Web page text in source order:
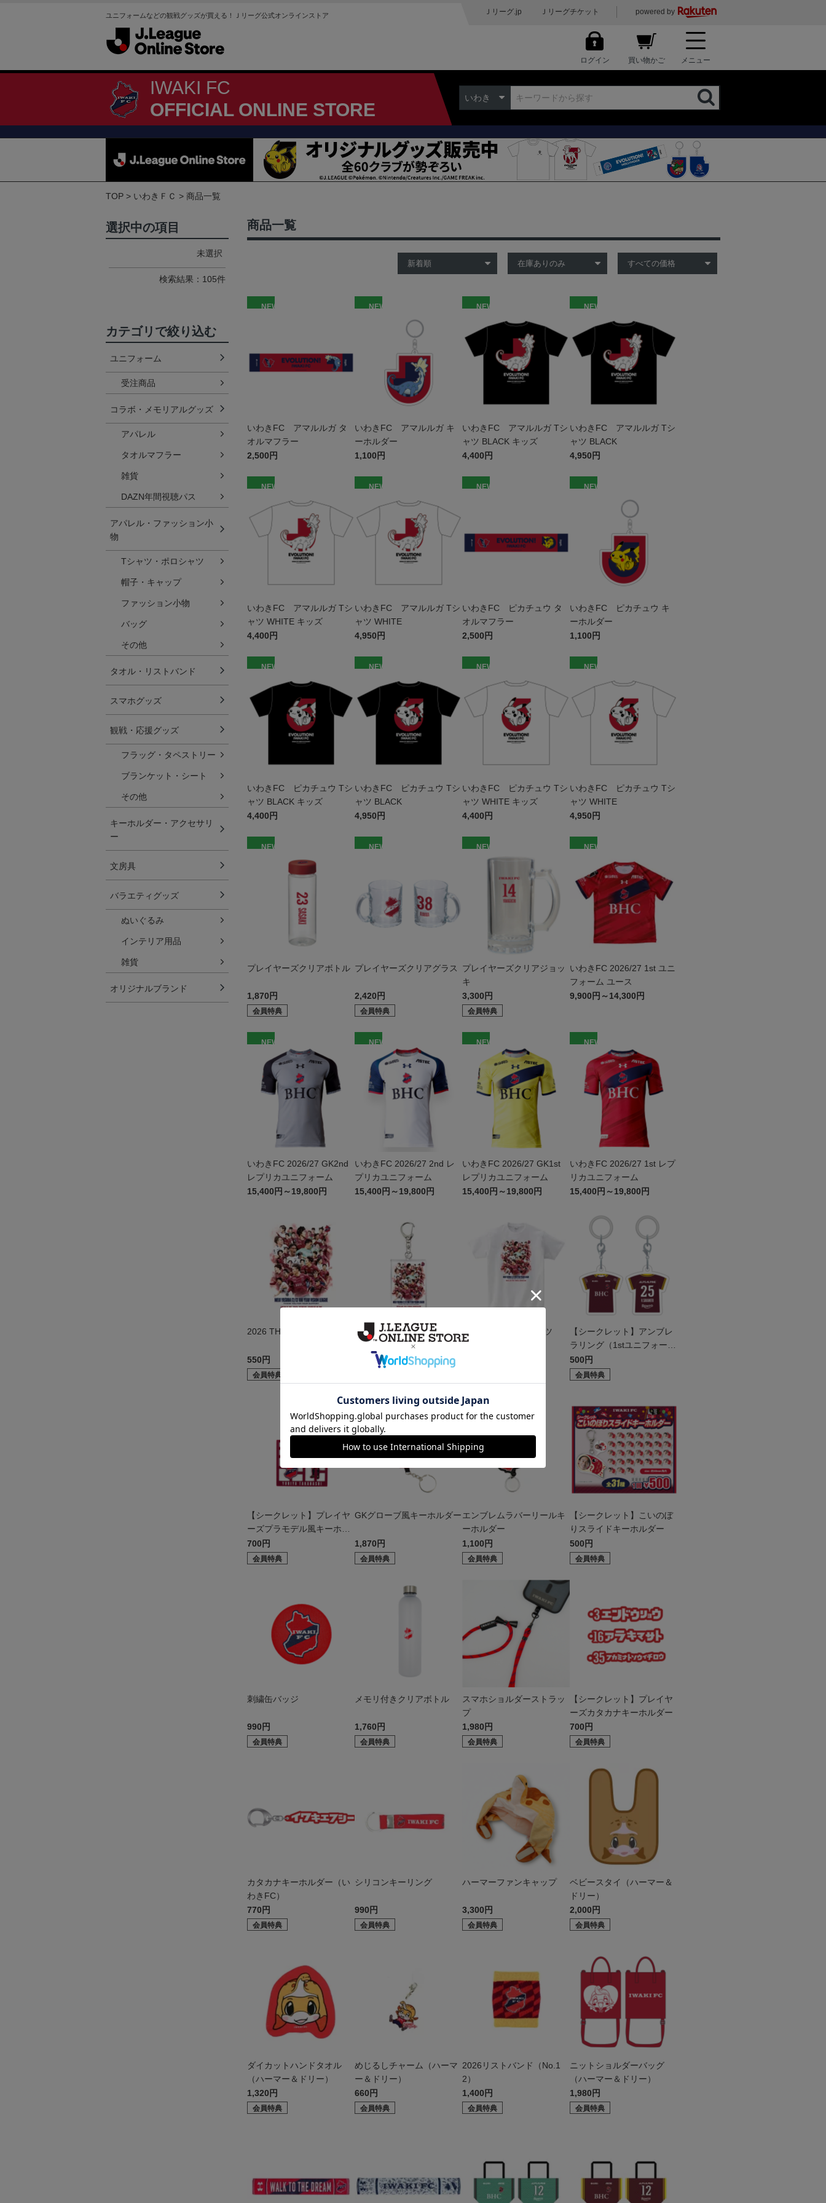
ユニフォームなどの観戦グッズが買える！Ｊリーグ公式オンラインストア Ｊリーグ.jp Ｊリーグチケット powered by
ログイン 買い物かご メニュー
IWAKI FC
OFFICIAL ONLINE STORE
いわき
TOP いわきＦＣ 商品一覧
商品一覧
NEW
いわきFC アマルルガ タ
オルマフラー
2,500円
NEW
いわきFC アマルルガ キ
ーホルダー
1,100円
NEW
いわきFC アマルルガ Tシ
ャツ BLACK キッズ
4,400円
NEW
いわきFC アマルルガ Tシ
ャツ BLACK
4,950円
NEW
いわきFC アマルルガ Tシ
ャツ WHITE キッズ
4,400円
NEW
いわきFC アマルルガ Tシ
ャツ WHITE
4,950円
NEW
いわきFC ピカチュウ タ
オルマフラー
2,500円
NEW
いわきFC ピカチュウ キ
ーホルダー
1,100円
NEW
いわきFC ピカチュウ Tシ
ャツ BLACK キッズ
4,400円
NEW
いわきFC ピカチュウ Tシ
ャツ BLACK
4,950円
NEW
いわきFC ピカチュウ Tシ
ャツ WHITE キッズ
4,400円
NEW
いわきFC ピカチュウ Tシ
ャツ WHITE
4,950円
NEW
プレイヤーズクリアボトル
1,870円
会員特典
NEW
プレイヤーズクリアグラス
2,420円
会員特典
NEW
プレイヤーズクリアジョッ
キ
3,300円
会員特典
NEW
いわきFC 2026/27 1st ユニ
フォーム ユース
9,900円～14,300円
NEW
いわきFC 2026/27 GK2nd
レプリカユニフォーム
15,400円～19,800円
NEW
いわきFC 2026/27 2nd レ
プリカユニフォーム
15,400円～19,800円
NEW
いわきFC 2026/27 GK1st
レプリカユニフォーム
15,400円～19,800円
NEW
いわきFC 2026/27 1st レプ
リカユニフォーム
15,400円～19,800円
2026 THANKSステッカー
550円
会員特典
2026 THANKSアクリルキ
ーホルダー
990円
2026 THANKS Tシャツ
【シークレット】アンブレ
ラリング（1stユニフォー
ム）
500円
会員特典
【シークレット】プレイヤ
ーズプラモデル風キーホル
ダー
700円
会員特典
GKグローブ風キーホルダー
1,870円
会員特典
エンブレムラバーリールキ
ーホルダー
1,100円
会員特典
【シークレット】こいのぼ
りスライドキーホルダー
500円
会員特典
刺繍缶バッジ
990円
会員特典
メモリ付きクリアボトル
1,760円
会員特典
スマホショルダーストラッ
プ
1,980円
会員特典
【シークレット】プレイヤ
ーズカタカナキーホルダー
700円
会員特典
カタカナキーホルダー（い
わきFC）
770円
会員特典
シリコンキーリング
990円
会員特典
ハーマーファンキャップ
3,300円
会員特典
ベビースタイ（ハーマー＆
ドリー）
2,000円
会員特典
ダイカットハンドタオル
（ハーマー＆ドリー）
1,320円
会員特典
めじるしチャーム（ハーマ
ー＆ドリー）
660円
会員特典
2026リストバンド（No.1
2）
1,400円
会員特典
ニットショルダーバッグ
（ハーマー＆ドリー）
1,980円
会員特典
選択中の項目
未選択
検索結果：105件
カテゴリで絞り込む
ユニフォーム
受注商品
コラボ・メモリアルグッズ
アパレル
タオルマフラー
雑貨
DAZN年間視聴パス
アパレル・ファッション小
物
Tシャツ・ポロシャツ
帽子・キャップ
ファッション小物
バッグ
その他
タオル・リストバンド
スマホグッズ
観戦・応援グッズ
フラッグ・タペストリー
ブランケット・シート
その他
キーホルダー・アクセサリ
ー
文房具
バラエティグッズ
ぬいぐるみ
インテリア用品
雑貨
オリジナルブランド